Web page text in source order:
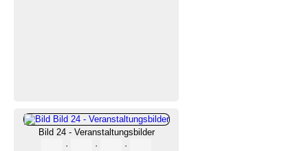
Bild 24 - Veranstaltungsbilder
·
· ·